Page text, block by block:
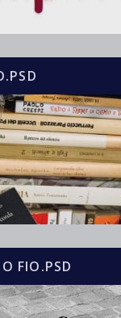
FIO.PSD